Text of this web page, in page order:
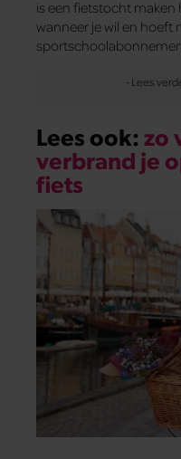
is een fietstocht maken
wanneer je wil en hoeft
Lees ook:zo
verbrand je
fiets